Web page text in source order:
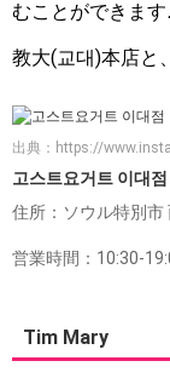
むことができます
教大(교대)本店と
出典： https://
고스트요거트 이대점
住所：ソウル特別市
営業時間：10:30-
Tim Mary